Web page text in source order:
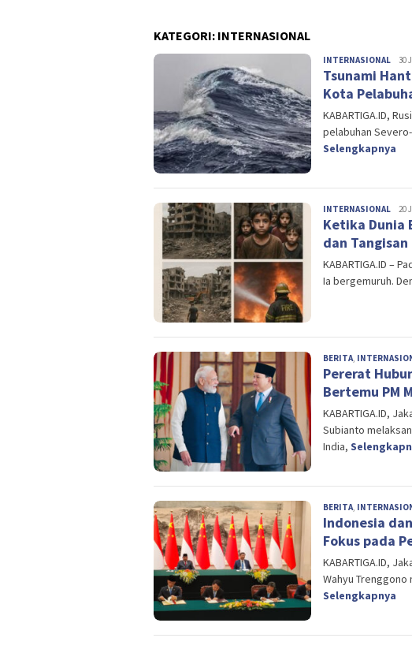
KATEGORI: INTERNASIONAL
INTERNASIONAL Editor
30
Tsunami
Kota
KABARTIGA.ID,
pelabuhan
Selengkapnya
INTERNASIONAL Editor
20
Ketika Dunia
dan
KABARTIGA.ID –
Ia bergemuruh.
BERITA
Pererat
Bertemu PM
KABARTIGA.ID,
Subianto
India,
BERITA
Indonesia
Fokus pada
KABARTIGA.ID,
Wahyu
Selengkapnya